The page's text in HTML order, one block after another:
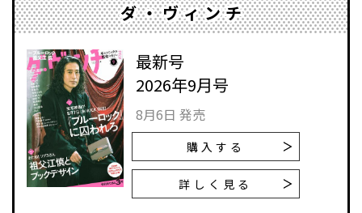
ダ・ヴィンチ
最新号
2026年9月号
8月6日 発売
購入する
詳しく見る